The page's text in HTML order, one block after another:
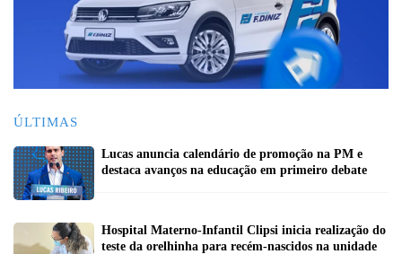
ÚLTIMAS
Lucas anuncia calendário de promoção na PM e
destaca avanços na educação em primeiro debate
Hospital Materno-Infantil Clipsi inicia realização do
teste da orelhinha para recém-nascidos na unidade